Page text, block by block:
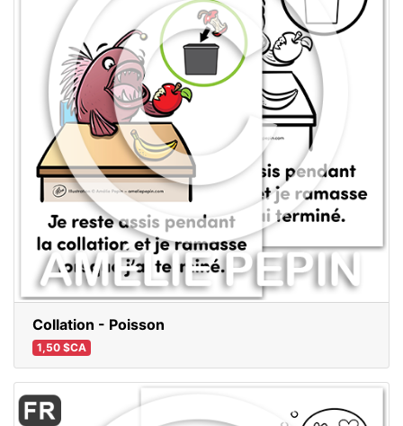
Collation - Poisson
1,50 $CA